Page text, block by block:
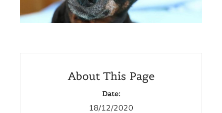
About This Page
Date:
18/12/2020